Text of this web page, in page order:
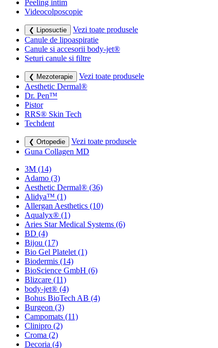
Peeling intim
Videocolposcopie
❮ Liposuctie
Vezi toate produsele
Canule de lipoaspiratie
Canule si accesorii body-jet®
Seturi canule si filtre
❮ Mezoterapie
Vezi toate produsele
Aesthetic Dermal®
Dr. Pen™
Pistor
RRS® Skin Tech
Techdent
❮ Ortopedie
Vezi toate produsele
Guna Collagen MD
3M (14)
Adamo (3)
Aesthetic Dermal® (36)
Alidya™ (1)
Allergan Aesthetics (10)
Aqualyx® (1)
Aries Star Medical Systems (6)
BD (4)
Bijou (17)
Bio Gel Platelet (1)
Biodermis (14)
BioScience GmbH (6)
Blizcare (11)
body-jet® (4)
Bohus BioTech AB (4)
Burgeon (3)
Campomats (11)
Clinipro (2)
Croma (2)
Decoria (4)